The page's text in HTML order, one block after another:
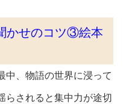
かせのコツ③絵本
中、物語の世界に浸って
らされると集中力が途切